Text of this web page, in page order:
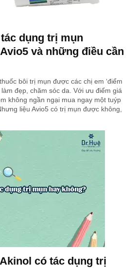
dụng trị mụn
và những điều cần
bôi trị mụn được các chị em ‘điểm
đẹp, chăm sóc da. Với ưu điểm giá
không ngần ngại mua ngay một tuýp
liệu Avio5 có trị mụn được không,
có tác dụng trị